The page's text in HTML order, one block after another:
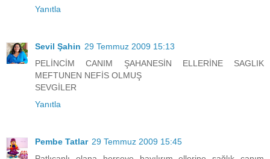
Yanıtla
Sevil Şahin 29 Temmuz 2009 15:13
PELİNCİM CANIM ŞAHANESİN ELLERİNE SAGLIK
MEFTUNEN NEFİS OLMUŞ
SEVGİLER
Yanıtla
Pembe Tatlar 29 Temmuz 2009 15:45